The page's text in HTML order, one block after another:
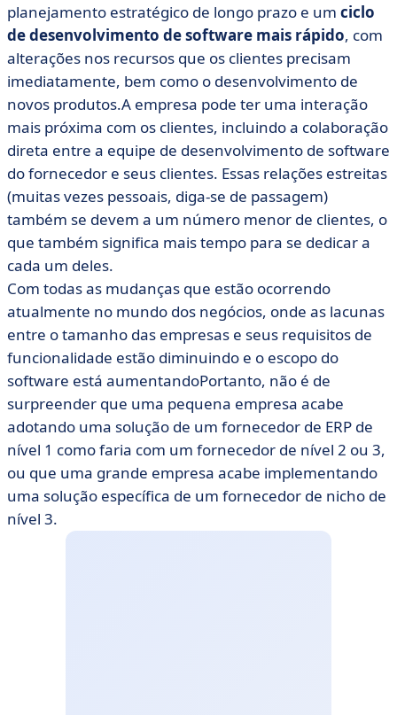
planejamento estratégico de longo prazo e um ciclo
de desenvolvimento de software mais rápido, com
alterações nos recursos que os clientes precisam
imediatamente, bem como o desenvolvimento de
novos produtos.A empresa pode ter uma interação
mais próxima com os clientes, incluindo a colaboração
direta entre a equipe de desenvolvimento de software
do fornecedor e seus clientes. Essas relações estreitas
(muitas vezes pessoais, diga-se de passagem)
também se devem a um número menor de clientes, o
que também significa mais tempo para se dedicar a
cada um deles.
Com todas as mudanças que estão ocorrendo
atualmente no mundo dos negócios, onde as lacunas
entre o tamanho das empresas e seus requisitos de
funcionalidade estão diminuindo e o escopo do
software está aumentandoPortanto, não é de
surpreender que uma pequena empresa acabe
adotando uma solução de um fornecedor de ERP de
nível 1 como faria com um fornecedor de nível 2 ou 3,
ou que uma grande empresa acabe implementando
uma solução específica de um fornecedor de nicho de
nível 3.